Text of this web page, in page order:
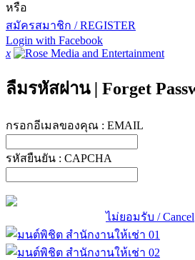
หรือ
สมัครสมาชิก / REGISTER
Login with Facebook
x
ลืมรหัสผ่าน | Forget
กรอกอีเมลของคุณ : EMAIL
รหัสยืนยัน : CAPCHA
ไม่ยอมรับ / Cancel